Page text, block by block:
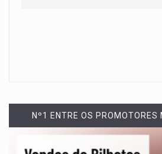
Nº1 ENTRE OS PROMOTORES